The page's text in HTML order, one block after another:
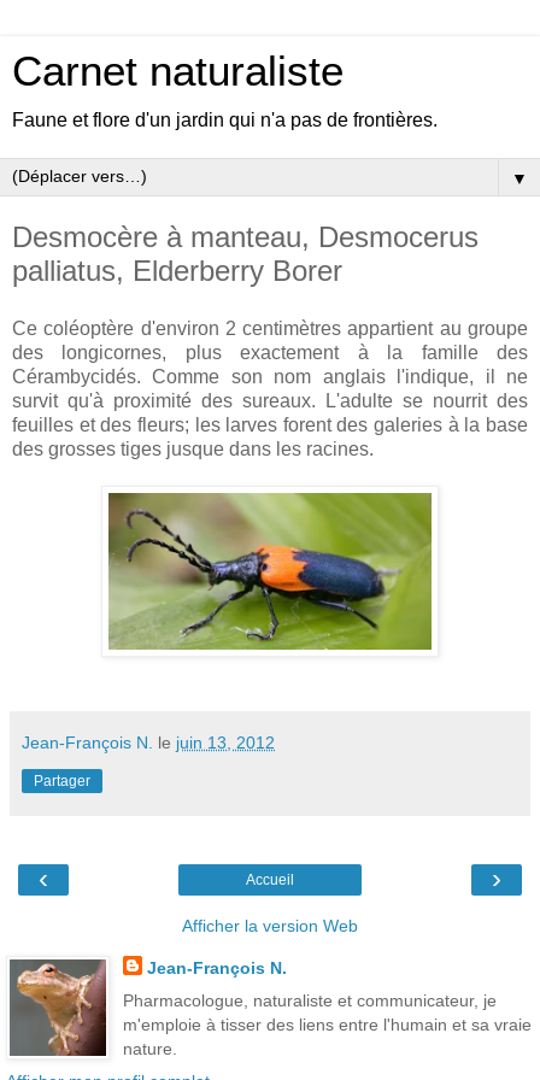
Carnet naturaliste
Faune et flore d'un jardin qui n'a pas de frontières.
▼
Desmocère à manteau, Desmocerus
palliatus, Elderberry Borer
Ce coléoptère d'environ 2 centimètres appartient au groupe
des longicornes, plus exactement à la famille des
Cérambycidés. Comme son nom anglais l'indique, il ne
survit qu'à proximité des sureaux. L'adulte se nourrit des
feuilles et des fleurs; les larves forent des galeries à la base
des grosses tiges jusque dans les racines.
Jean-François N. le juin 13, 2012
Partager
‹ ›
Accueil
Afficher la version Web
Jean-François N.
Pharmacologue, naturaliste et communicateur, je
m'emploie à tisser des liens entre l'humain et sa vraie
nature.